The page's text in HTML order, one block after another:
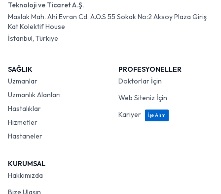
Teknoloji ve Ticaret A.Ş.
Maslak Mah. Ahi Evran Cd. A.O.S 55 Sokak No:2 Aksoy Plaza Giriş
Kat Kolektif House
İstanbul, Türkiye
SAĞLIK
Uzmanlar
Uzmanlık Alanları
Hastalıklar
Hizmetler
Hastaneler
PROFESYONELLER
Doktorlar İçin
Web Siteniz İçin
Kariyer
İşe Alım
KURUMSAL
Hakkımızda
Bize Ulaşın